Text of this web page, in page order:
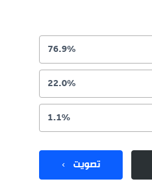
76.9%
22.0%
1.1%
تصويت